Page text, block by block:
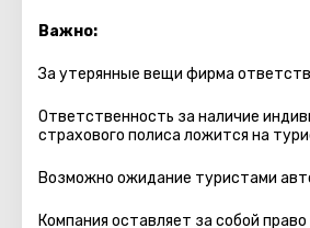
Важно:
За утерянные вещи фирма
Ответственность за наличие
страхового полиса ложится на
Возможно ожидание туристами
Компания оставляет за собой